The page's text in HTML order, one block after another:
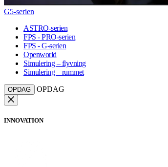
G5-serien
ASTRO-serien
FPS - PRO-serien
FPS - G-serien
Openworld
Simulering – flyvning
Simulering – rummet
OPDAG OPDAG
INNOVATION